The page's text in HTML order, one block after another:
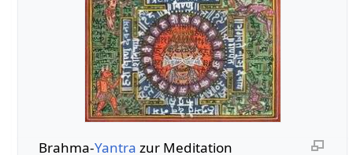
Brahma-Yantra zur Meditation